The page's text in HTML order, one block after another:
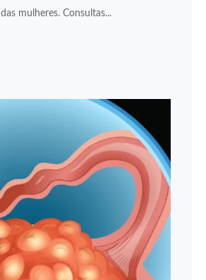
mulheres. Consultas...